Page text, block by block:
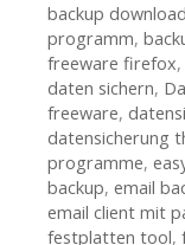
backup download
programm,
freeware firefox,
daten sichern,
freeware,
datensicherung
programme,
backup, email
email client mit
festplatten tool,